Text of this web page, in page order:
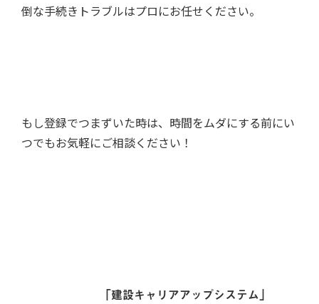
倒な手続きトラブルはプロにお任せください。
もし登録でつまずいた時は、時間をムダにする前にい
つでもお気軽にご相談ください！
「建設キャリアアップシステム」